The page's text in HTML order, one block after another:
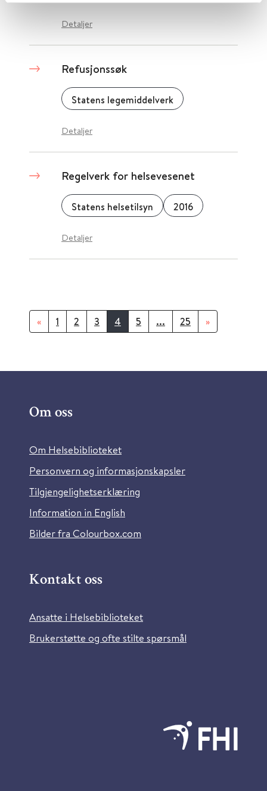
Detaljer
Refusjonssøk
Statens legemiddelverk
Detaljer
Regelverk for helsevesenet
Statens helsetilsyn 2016
Detaljer
« 1 2 3 4 5 ... 25 »
Om oss
Om Helsebiblioteket
Personvern og informasjonskapsler
Tilgjengelighetserklæring
Information in English
Bilder fra Colourbox.com
Kontakt oss
Ansatte i Helsebiblioteket
Brukerstøtte og ofte stilte spørsmål